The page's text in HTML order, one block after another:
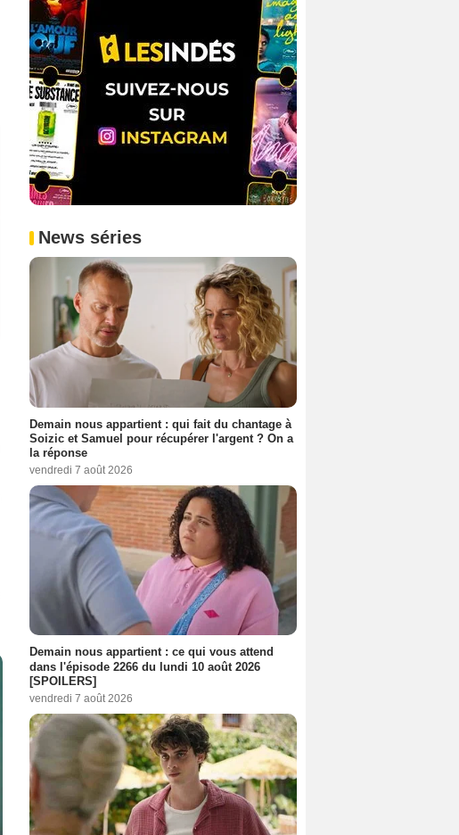
News séries
Demain nous appartient : qui fait du chantage à
Soizic et Samuel pour récupérer l'argent ? On a
la réponse
vendredi 7 août 2026
Demain nous appartient : ce qui vous attend
dans l'épisode 2266 du lundi 10 août 2026
[SPOILERS]
vendredi 7 août 2026